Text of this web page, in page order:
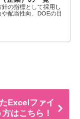
の指標として採用し
配当性向、DOEの目
Excelファイ
はこちら！